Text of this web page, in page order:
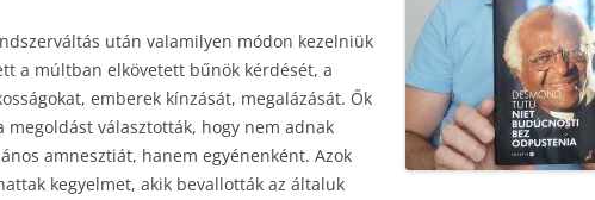
után valamilyen módon kezelniük
a múltban elkövetett bűnök kérdését, a
emberek kínzását, megalázását. Ők
megoldást választották, hogy nem adnak
amnesztiát, hanem egyénenként. Azok
kegyelmet, akik bevallották az általuk